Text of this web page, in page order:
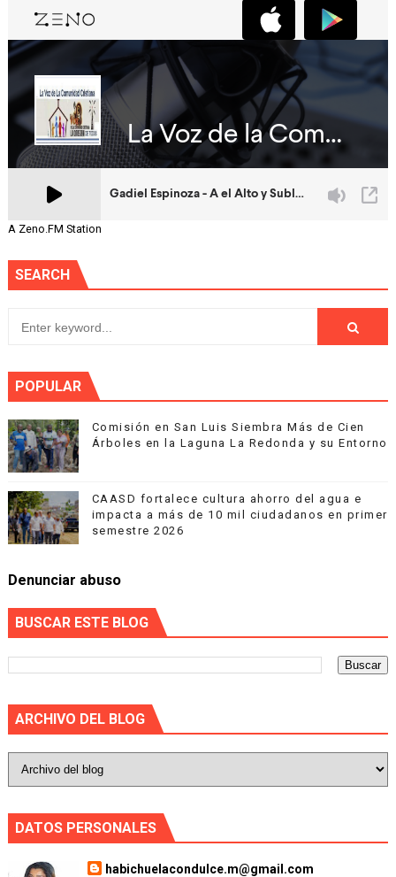
A Zeno.FM Station
SEARCH
POPULAR
Comisión en San Luis Siembra Más de Cien
Árboles en la Laguna La Redonda y su Entorno
CAASD fortalece cultura ahorro del agua e
impacta a más de 10 mil ciudadanos en primer
semestre 2026
Denunciar abuso
BUSCAR ESTE BLOG
ARCHIVO DEL BLOG
DATOS PERSONALES
habichuelacondulce.m@gmail.com